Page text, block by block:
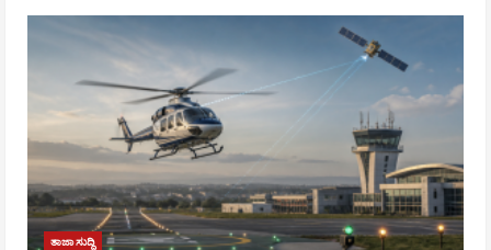
ತಾಜಾ ಸುದ್ದಿ